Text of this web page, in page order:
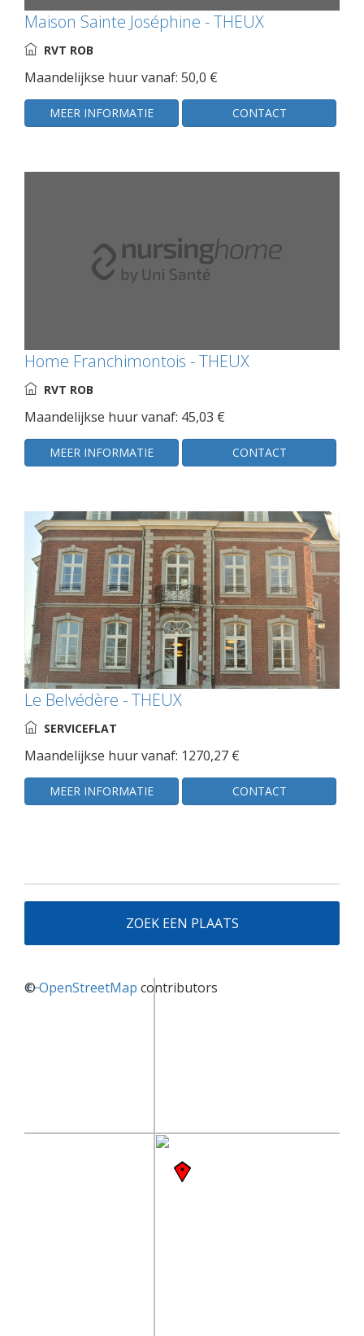
Maison Sainte Joséphine - THEUX
RVT ROB
Maandelijkse huur vanaf: 50,0 €
MEER INFORMATIE CONTACT
Home Franchimontois - THEUX
RVT ROB
Maandelijkse huur vanaf: 45,03 €
MEER INFORMATIE CONTACT
Le Belvédère - THEUX
SERVICEFLAT
Maandelijkse huur vanaf: 1270,27 €
MEER INFORMATIE CONTACT
ZOEK EEN PLAATS
+−
©OpenStreetMap contributors